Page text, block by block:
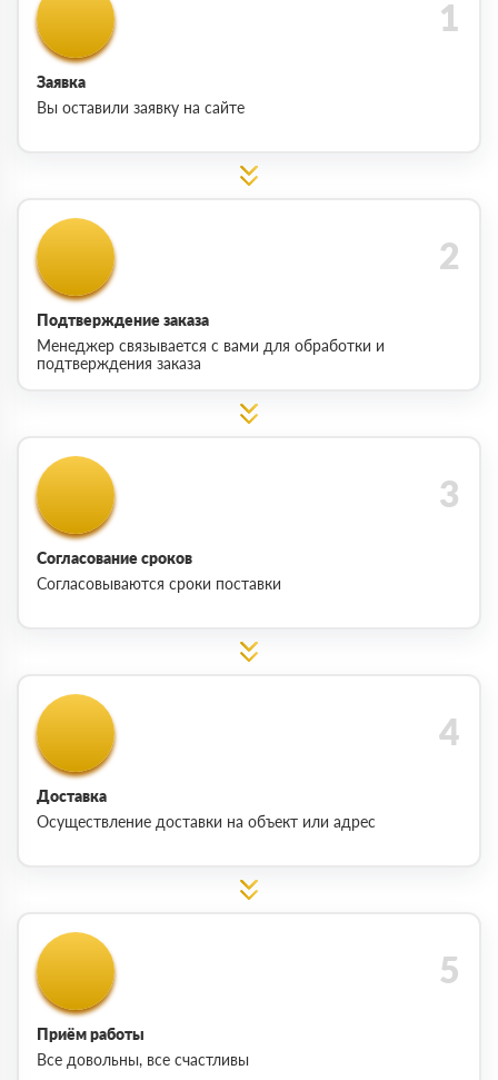
Заявка
Вы оставили заявку на сайте
Подтверждение заказа
Менеджер связывается с вами для обработки и
подтверждения заказа
Согласование сроков
Согласовываются сроки поставки
Доставка
Осуществление доставки на объект или адрес
Приём работы
Все довольны, все счастливы